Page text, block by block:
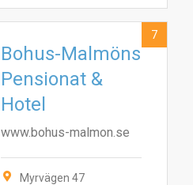
Bohus-Malmöns
Pensionat &
Hotel
www.bohus-malmon.se
Myrvägen 47
7